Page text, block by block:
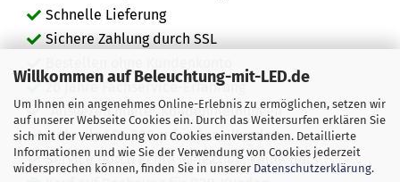
Willkommen auf Beleuchtung-mit-LED.de
Um Ihnen ein angenehmes Online-Erlebnis zu ermöglichen, setzen wir
auf unserer Webseite Cookies ein. Durch das Weitersurfen erklären Sie
sich mit der Verwendung von Cookies einverstanden. Detaillierte
Informationen und wie Sie der Verwendung von Cookies jederzeit
widersprechen können, finden Sie in unserer Datenschutzerklärung.
Schnelle Lieferung
Sichere Zahlung durch SSL
20 Jahre Fachservice-Erfahrung
"Ausgezeichnete" Kundenmeinungen
Mehr als 450.000 zufriedene Kunden
Service durch echte Menschen, keine Bots